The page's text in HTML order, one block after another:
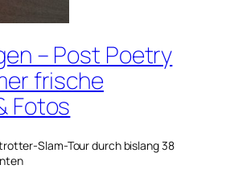
– Post Poetry
frische
Fotos
Slam-Tour durch bislang 38